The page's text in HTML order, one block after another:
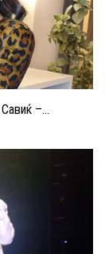
–...